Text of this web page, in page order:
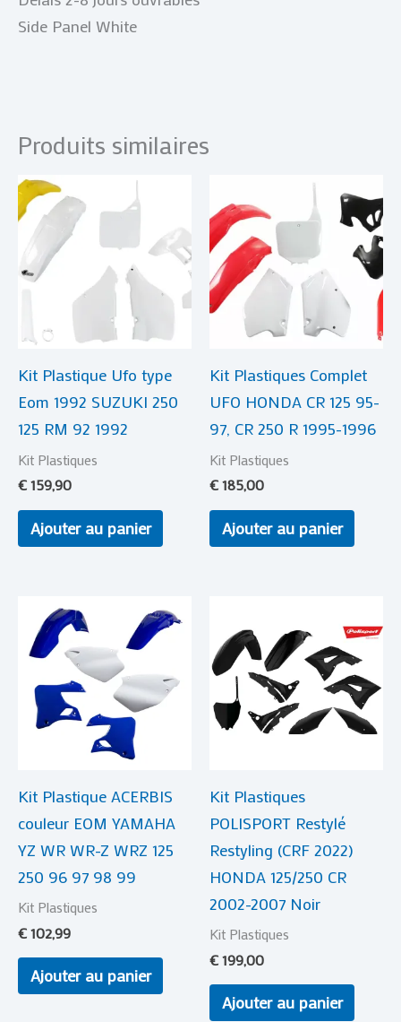
Side Panel White
Produits similaires
Kit Plastique Ufo type
Eom 1992 SUZUKI 250
125 RM 92 1992
Kit Plastiques
€159,90
Ajouter au panier
Kit Plastiques Complet
UFO HONDA CR 125 95-
97, CR 250 R 1995-1996
Kit Plastiques
€185,00
Ajouter au panier
Kit Plastique ACERBIS
couleur EOM YAMAHA
YZ WR WR-Z WRZ 125
250 96 97 98 99
Kit Plastiques
€102,99
Ajouter au panier
Kit Plastiques
POLISPORT Restylé
Restyling (CRF 2022)
HONDA 125/250 CR
2002-2007 Noir
Kit Plastiques
€199,00
Ajouter au panier